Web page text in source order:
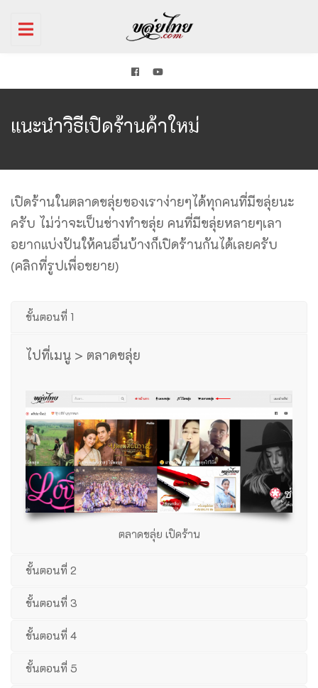
Toggle
แนะนำวิธีเปิดร้านค้าใหม่
เปิดร้านในตลาดขลุ่ยของเราง่ายๆได้ทุกคนที่มีขลุ่ยนะ
ครับ ไม่ว่าจะเป็นช่างทำขลุ่ย คนที่มีขลุ่ยหลายๆเลา
อยากแบ่งปันให้คนอื่นบ้างก็เปิดร้านกันได้เลยครับ
(คลิกที่รูปเพื่อขยาย)
ขั้นตอนที่ 1
ไปที่เมนู > ตลาดขลุ่ย
ตลาดขลุ่ย เปิดร้าน
ขั้นตอนที่ 2
ขั้นตอนที่ 3
ขั้นตอนที่ 4
ขั้นตอนที่ 5